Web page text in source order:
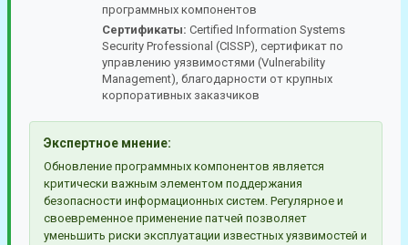
программных компонентов
Сертификаты: Certified Information Systems
Security Professional (CISSP), сертификат по
управлению уязвимостями (Vulnerability
Management), благодарности от крупных
корпоративных заказчиков
Экспертное мнение:
Обновление программных компонентов является
критически важным элементом поддержания
безопасности информационных систем. Регулярное и
своевременное применение патчей позволяет
уменьшить риски эксплуатации известных уязвимостей и